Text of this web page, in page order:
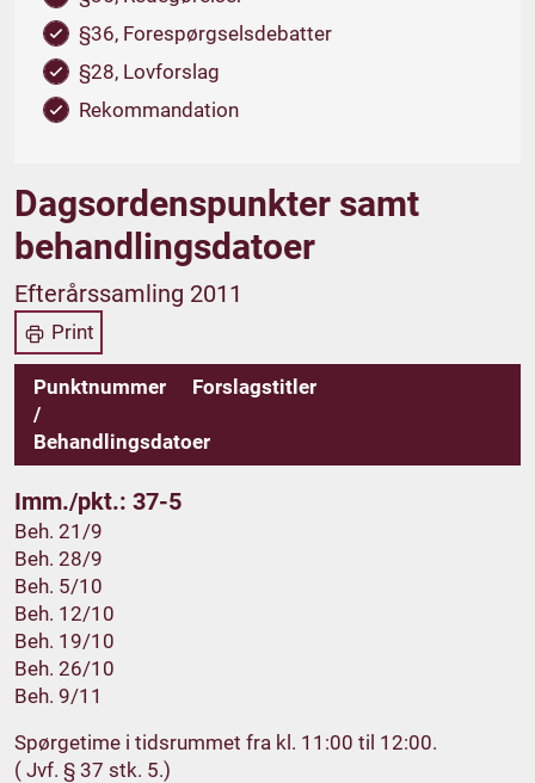
§36, Forespørgselsdebatter
§28, Lovforslag
Rekommandation
Dagsordenspunkter samt
behandlingsdatoer
Efterårssamling 2011
Print
Punktnummer
/
Behandlingsdatoer
Forslagstitler
Imm./pkt.: 37-5
Beh. 21/9
Beh. 28/9
Beh. 5/10
Beh. 12/10
Beh. 19/10
Beh. 26/10
Beh. 9/11
Spørgetime i tidsrummet fra kl. 11:00 til 12:00.
( Jvf. § 37 stk. 5.)